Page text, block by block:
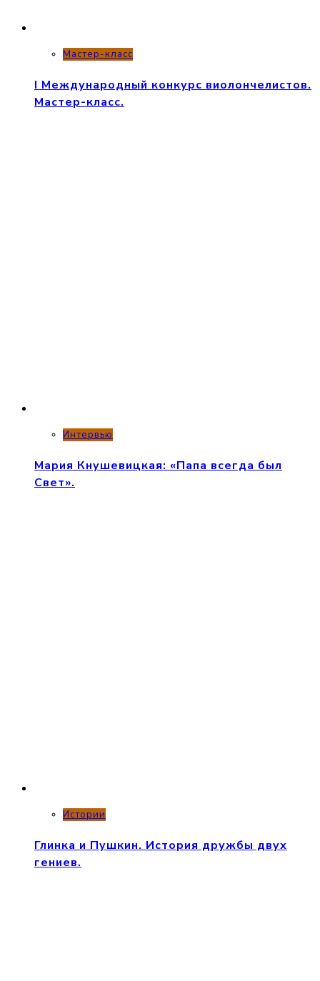
Мастер-класс
I Международный конкурс виолончелистов.
Мастер-класс.
Интервью
Мария Кнушевицкая: «Папа всегда был
Свет».
Истории
Глинка и Пушкин. История дружбы двух
гениев.